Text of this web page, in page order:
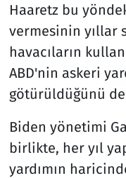
Haaretz bu
vermesinin yıllar
havacıların
ABD'nin askeri
götürüldüğünü de
Biden yönetimi
birlikte, her yıl
yardımın